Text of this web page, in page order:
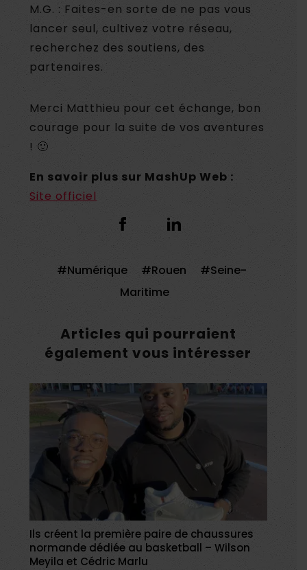
M.G. : Faites-en sorte de ne pas vous
lancer seul, cultivez votre réseau,
recherchez des soutiens, des
partenaires.
Merci Matthieu pour cet échange, bon
courage pour la suite de vos aventures
! 🙂
En savoir plus sur MashUp Web :
Site officiel
Numérique Rouen
Seine-
Maritime
Articles qui pourraient
également vous intéresser
Ils créent la première paire de chaussures
normande dédiée au basketball – Wilson
Meyila et Cédric Marlu